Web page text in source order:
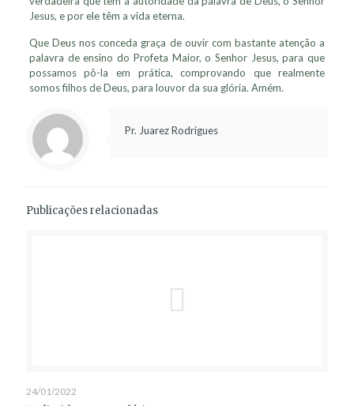
Jesus, e por ele têm a vida eterna.
Que Deus nos conceda graça de ouvir com bastante atenção a
palavra de ensino do Profeta Maior, o Senhor Jesus, para que
possamos pô-la em prática, comprovando que realmente
somos filhos de Deus, para louvor da sua glória. Amém.
Pr. Juarez Rodrigues
Publicações relacionadas
24/01/2022